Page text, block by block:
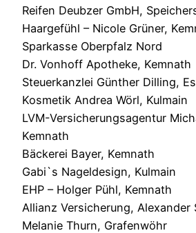
Reifen Deubzer GmbH,
Haargefühl – Nicole Grüner,
Sparkasse Oberpfalz Nord
Dr. Vonhoff Apotheke, Kemnath
Steuerkanzlei Günther Dilling,
Kosmetik Andrea Wörl, Kulmain
LVM-Versicherungsagentur
Kemnath
Bäckerei Bayer, Kemnath
Gabi`s Nageldesign, Kulmain
EHP – Holger Pühl, Kemnath
Allianz Versicherung, Alexander
Melanie Thurn, Grafenwöhr